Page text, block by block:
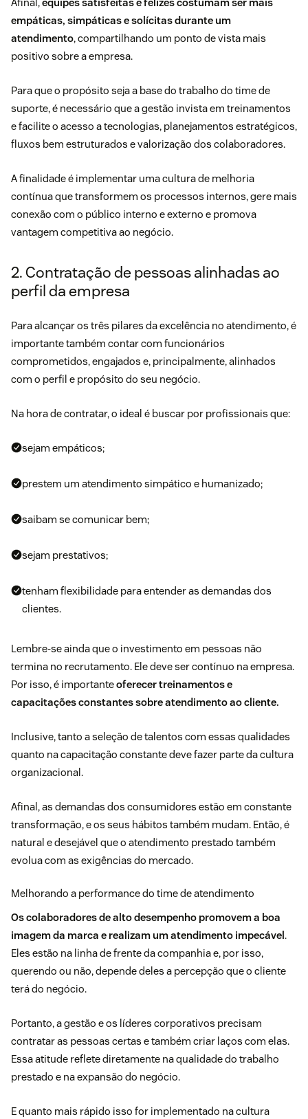
empáticas, simpáticas e solícitas durante um
atendimento, compartilhando um ponto de vista mais
positivo sobre a empresa.
Para que o propósito seja a base do trabalho do time de
suporte, é necessário que a gestão invista em treinamentos
e facilite o acesso a tecnologias, planejamentos estratégicos,
fluxos bem estruturados e valorização dos colaboradores.
A finalidade é implementar uma cultura de melhoria
contínua que transformem os processos internos, gere mais
conexão com o público interno e externo e promova
vantagem competitiva ao negócio.
2. Contratação de pessoas alinhadas ao
perfil da empresa
Para alcançar os três pilares da excelência no atendimento, é
importante também contar com funcionários
comprometidos, engajados e, principalmente, alinhados
com o perfil e propósito do seu negócio.
Na hora de contratar, o ideal é buscar por profissionais que:
sejam empáticos;
prestem um atendimento simpático e humanizado;
saibam se comunicar bem;
sejam prestativos;
tenham flexibilidade para entender as demandas dos
clientes.
Lembre-se ainda que o investimento em pessoas não
termina no recrutamento. Ele deve ser contínuo na empresa.
Por isso, é importanteoferecer treinamentos e
capacitações constantes sobre atendimento ao cliente.
Inclusive, tanto a seleção de talentos com essas qualidades
quanto na capacitação constante deve fazer parte da cultura
organizacional.
Afinal, as demandas dos consumidores estão em constante
transformação, e os seus hábitos também mudam. Então, é
natural e desejável que o atendimento prestado também
evolua com as exigências do mercado.
Melhorando a performance do time de atendimento
Os colaboradores de alto desempenho promovem a boa
imagem da marca e realizam um atendimento impecável .
Eles estão na linha de frente da companhia e, por isso,
querendo ou não, depende deles a percepção que o cliente
terá do negócio.
Portanto, a gestão e os líderes corporativos precisam
contratar as pessoas certas e também criar laços com elas.
Essa atitude reflete diretamente na qualidade do trabalho
prestado e na expansão do negócio.
E quanto mais rápido isso for implementado na cultura